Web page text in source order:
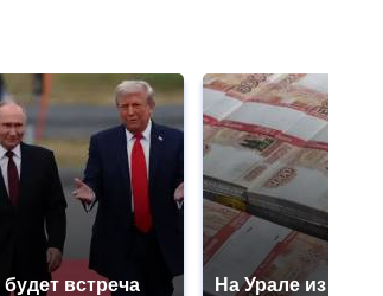
будет встреча
На Урале из казны